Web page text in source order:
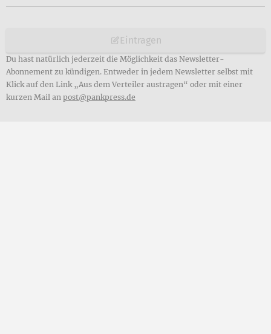
Eintragen
Du hast natürlich jederzeit die Möglichkeit das Newsletter-
Abonnement zu kündigen. Entweder in jedem Newsletter selbst mit
Klick auf den Link „Aus dem Verteiler austragen“ oder mit einer
kurzen Mail an post@pankpress.de